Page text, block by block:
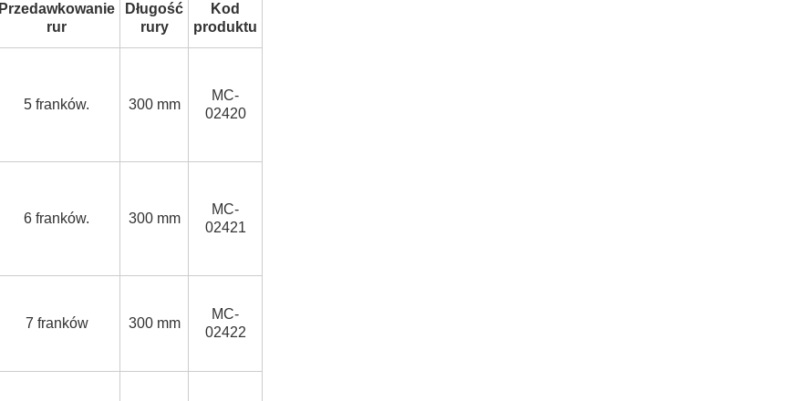
Przedawkowanie
rur
Długość
rury
Kod
produktu
5 franków. 300 mm
MC-
02420
6 franków. 300 mm
MC-
02421
7 franków 300 mm
MC-
02422